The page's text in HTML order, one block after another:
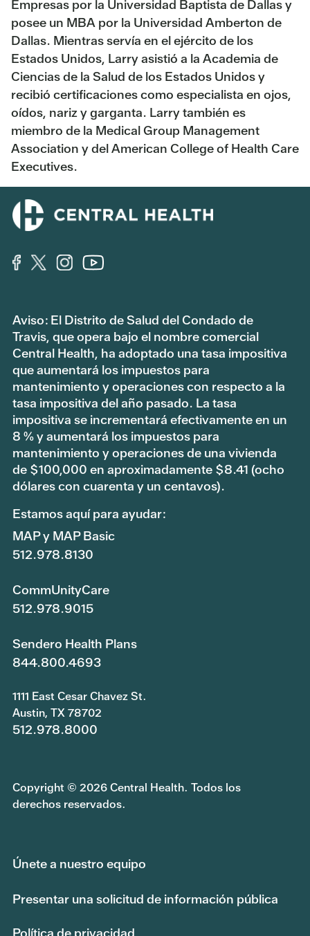
Empresas por la Universidad Baptista de Dallas y
posee un MBA por la Universidad Amberton de
Dallas. Mientras servía en el ejército de los
Estados Unidos, Larry asistió a la Academia de
Ciencias de la Salud de los Estados Unidos y
recibió certificaciones como especialista en ojos,
oídos, nariz y garganta. Larry también es
miembro de la Medical Group Management
Association y del American College of Health Care
Executives.
Aviso: El Distrito de Salud del Condado de
Travis, que opera bajo el nombre comercial
Central Health, ha adoptado una tasa impositiva
que aumentará los impuestos para
mantenimiento y operaciones con respecto a la
tasa impositiva del año pasado. La tasa
impositiva se incrementará efectivamente en un
8 % y aumentará los impuestos para
mantenimiento y operaciones de una vivienda
de $100,000 en aproximadamente $8.41 (ocho
dólares con cuarenta y un centavos).
Estamos aquí para ayudar:
MAP y MAP Basic
512.978.8130
CommUnityCare
512.978.9015
Sendero Health Plans
844.800.4693
1111 East Cesar Chavez St.
Austin, TX 78702
512.978.8000
Copyright © 2026 Central Health. Todos los
derechos reservados.
Únete a nuestro equipo
Presentar una solicitud de información pública
Política de privacidad